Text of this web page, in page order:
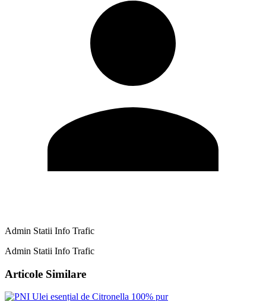
Admin Statii Info Trafic
Admin Statii Info Trafic
Articole Similare